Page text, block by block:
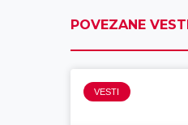
POVEZANE VESTI
VESTI